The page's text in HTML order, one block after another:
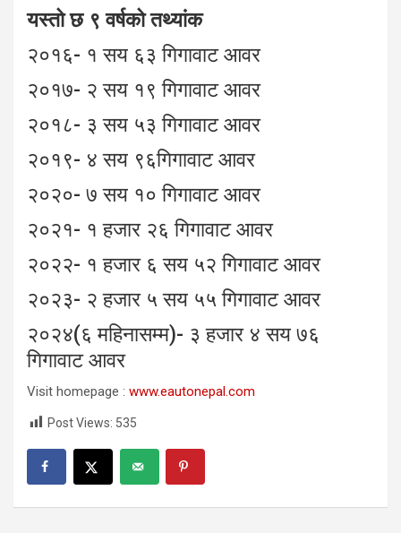
यस्तो छ ९ वर्षको तथ्यांक
२०१६- १ सय ६३ गिगावाट आवर
२०१७- २ सय १९ गिगावाट आवर
२०१८- ३ सय ५३ गिगावाट आवर
२०१९- ४ सय ९६गिगावाट आवर
२०२०- ७ सय १० गिगावाट आवर
२०२१- १ हजार २६ गिगावाट आवर
२०२२- १ हजार ६ सय ५२ गिगावाट आवर
२०२३- २ हजार ५ सय ५५ गिगावाट आवर
२०२४(६ महिनासम्म)- ३ हजार ४ सय ७६
गिगावाट आवर
Visit homepage : www.eautonepal.com
Post Views: 535